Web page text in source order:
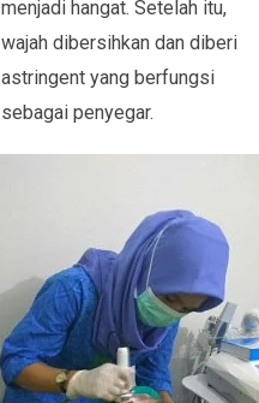
menjadi hangat. Setelah itu,
wajah dibersihkan dan diberi
astringent yang berfungsi
sebagai penyegar.